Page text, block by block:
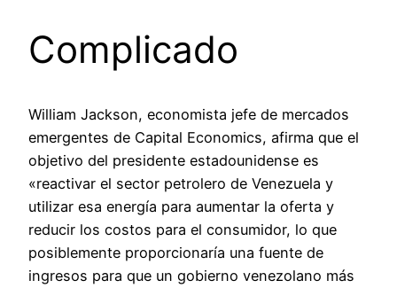
Complicado
William Jackson, economista jefe de mercados
emergentes de Capital Economics, afirma que el
objetivo del presidente estadounidense es
«reactivar el sector petrolero de Venezuela y
utilizar esa energía para aumentar la oferta y
reducir los costos para el consumidor, lo que
posiblemente proporcionaría una fuente de
ingresos para que un gobierno venezolano más